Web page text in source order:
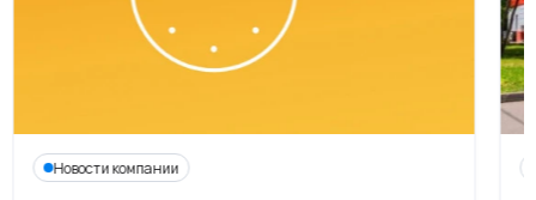
Новости компании